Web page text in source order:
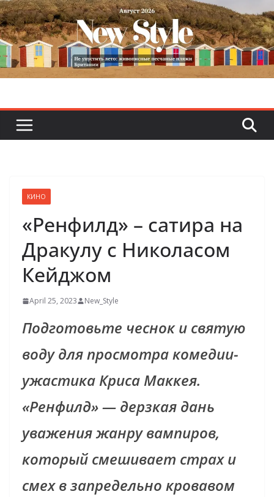
Skip
to
content
КИНО
«Ренфилд» – сатира на
Дракулу с Николасом
Кейджом
April 25, 2023 New_Style
Подготовьте чеснок и святую
воду для просмотра комедии-
ужастика Криса Маккея.
«Ренфилд» — дерзкая дань
уважения жанру вампиров,
который смешивает страх и
смех в запредельно кровавом